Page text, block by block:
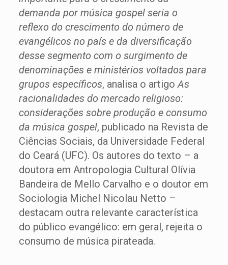
demanda por música gospel seria o
reflexo do crescimento do número de
evangélicos no país e da diversificação
desse segmento com o surgimento de
denominações e ministérios voltados para
grupos específicos, analisa o artigoAs
racionalidades do mercado religioso:
considerações sobre produção e consumo
da música gospel, publicado na Revista de
Ciências Sociais, da Universidade Federal
do Ceará (UFC). Os autores do texto – a
doutora em Antropologia Cultural Olívia
Bandeira de Mello Carvalho e o doutor em
Sociologia Michel Nicolau Netto –
destacam outra relevante característica
do público evangélico: em geral, rejeita o
consumo de música pirateada.